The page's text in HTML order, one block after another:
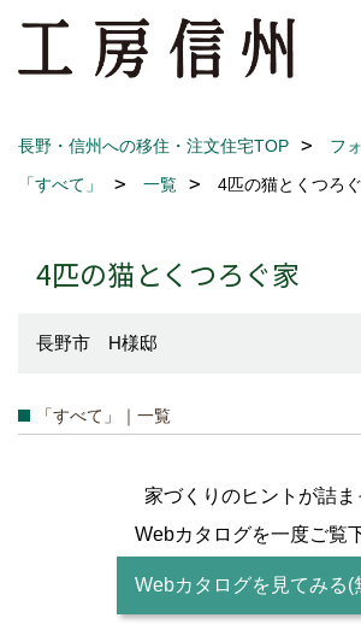
長野・信州への移住・注文住宅TOP
フ
「すべて」
一覧 4匹の猫とくつろ
4匹の猫とくつろぐ家
長野市 H様邸
「すべて」｜一覧
家づくりのヒントが詰ま
Webカタログを一度ご覧
Webカタログを見てみる(